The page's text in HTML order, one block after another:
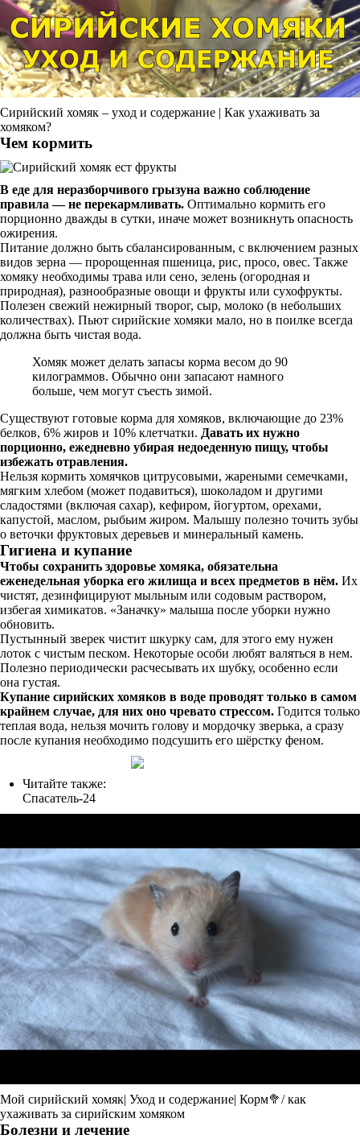
Сирийский хомяк – уход и содержание | Как ухаживать за
хомяком?
Чем кормить
В еде для неразборчивого грызуна важно соблюдение
правила — не перекармливать. Оптимально кормить его
порционно дважды в сутки, иначе может возникнуть опасность
ожирения.
Питание должно быть сбалансированным, с включением разных
видов зерна — пророщенная пшеница, рис, просо, овес. Также
хомяку необходимы трава или сено, зелень (огородная и
природная), разнообразные овощи и фрукты или сухофрукты.
Полезен свежий нежирный творог, сыр, молоко (в небольших
количествах). Пьют сирийские хомяки мало, но в поилке всегда
должна быть чистая вода.
Хомяк может делать запасы корма весом до 90
килограммов. Обычно они запасают намного
больше, чем могут съесть зимой.
Существуют готовые корма для хомяков, включающие до 23%
белков, 6% жиров и 10% клетчатки. Давать их нужно
порционно, ежедневно убирая недоеденную пищу, чтобы
избежать отравления.
Нельзя кормить хомячков цитрусовыми, жареными семечками,
мягким хлебом (может подавиться), шоколадом и другими
сладостями (включая сахар), кефиром, йогуртом, орехами,
капустой, маслом, рыбьим жиром. Малышу полезно точить зубы
о веточки фруктовых деревьев и минеральный камень.
Гигиена и купание
Чтобы сохранить здоровье хомяка, обязательна
еженедельная уборка его жилища и всех предметов в нём. Их
чистят, дезинфицируют мыльным или содовым раствором,
избегая химикатов. «Заначку» малыша после уборки нужно
обновить.
Пустынный зверек чистит шкурку сам, для этого ему нужен
лоток с чистым песком. Некоторые особи любят валяться в нем.
Полезно периодически расчесывать их шубку, особенно если
она густая.
Купание сирийских хомяков в воде проводят только в самом
крайнем случае, для них оно чревато стрессом. Годится только
теплая вода, нельзя мочить голову и мордочку зверька, а сразу
после купания необходимо подсушить его шёрстку феном.
Читайте также:
Спасатель-24
Мой сирийский хомяк| Уход и содержание| Корм🥦/ как
ухаживать за сирийским хомяком
Болезни и лечение